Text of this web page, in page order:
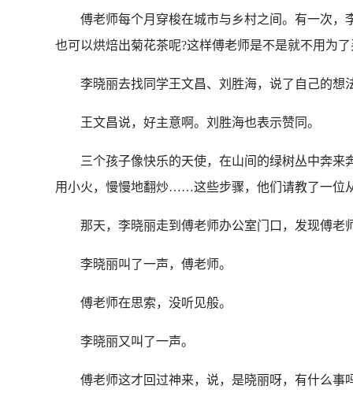
傅老师每个月穿梭在城市与乡村之间。有一次，
也可以烘焙出菊花茶呢?这样傅老师是不是就不用为
李晓丽去找同学王文昌、刘胜海，说了自己的想
王文昌说，好主意啊。刘胜海也表示赞同。
三个孩子像快乐的天使，在山间的绿树丛中奔来
用小火，慢慢地翻炒……这些步骤，他们请教了一位
那天，李晓丽走到傅老师办公室门口，发现傅老
李晓丽叫了一声，傅老师。
傅老师在思索，没听见般。
李晓丽又叫了一声。
傅老师这才回过神来，说，是晓丽呀，有什么事